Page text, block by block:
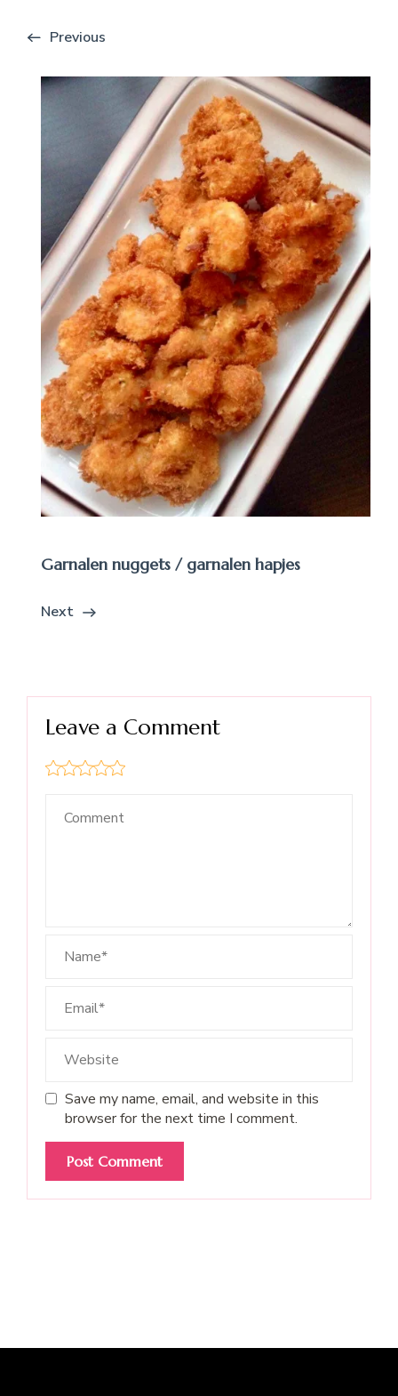
Previous
Garnalen nuggets / garnalen hapjes
Next
Leave a Comment
Save my name, email, and website in this
browser for the next time I comment.